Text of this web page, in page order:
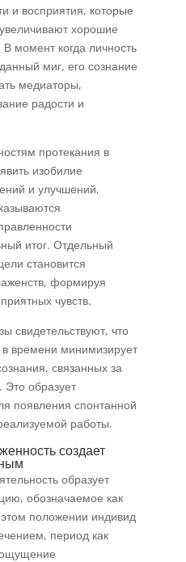
и восприятия, которые
хорошие
момент когда личность
миг, его сознание
медиаторы,
радости и
протекания в
изобилие
и улучшений,
итог. Отдельный
становится
формируя
чувств.
свидетельствуют, что
времени минимизирует
связанных за
Это образует
появления спонтанной
работы.
создает
образует
обозначаемое как
положении индивид
период как